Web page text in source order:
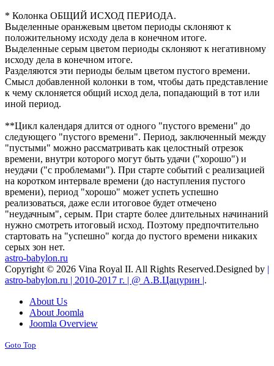
* Колонка ОБЩИЙ ИСХОД ПЕРИОДА.
Выделенные оранжевым цветом периоды склоняют к
положительному исходу дела в конечном итоге.
Выделенные серым цветом периоды склоняют к негативному
исходу дела в конечном итоге.
Разделяются эти периоды белым цветом пустого времени.
Смысл добавленной колонки в том, чтобы дать представление
к чему склоняется общий исход дела, попадающий в тот или
иной период.
**Цикл календаря длится от одного "пустого времени" до
следующего "пустого времени". Период, заключенный между
"пустыми" можно рассматривать как целостный отрезок
времени, внутри которого могут быть удачи ("хорошо") и
неудачи ("с проблемами"). При старте событий с реализацией
на коротком интервале времени (до наступления пустого
времени), период "хорошо" может успеть успешно
реализоваться, даже если итоговое будет отмечено
"неудачным", серым. При старте более длительных начинаний
нужно смотреть итоговый исход. Поэтому предпочтительно
стартовать на "успешно" когда до пустого времени никаких
серых зон нет.
astro-babylon.ru
Copyright © 2026 Vina Royal II. All Rights Reserved.Designed by |
astro-babylon.ru | 2010-2017 г. | @ А.В.Цацурин |.
About Us
About Joomla
Joomla Overview
Goto Top